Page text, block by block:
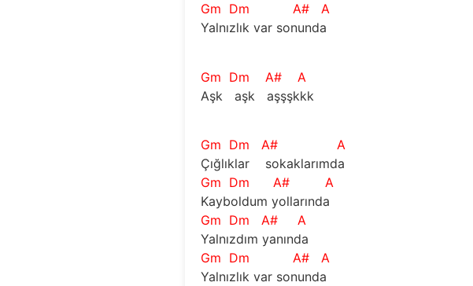
Gm Dm A#
A
Yalnızlık var sonunda
Gm Dm A#
A
Aşk   aşk   aşşşkkk
Gm Dm A#
A
Çığlıklar    sokaklarımda
Gm Dm A#
A
Kayboldum yollarında
Gm Dm A#
A
Yalnızdım yanında
Gm Dm A#
A
Yalnızlık var sonunda